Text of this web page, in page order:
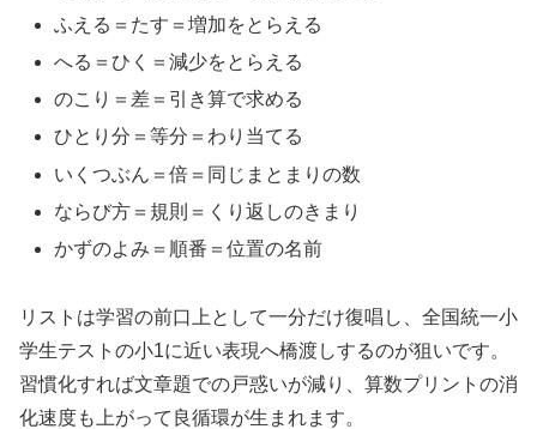
ふえる＝たす＝増加をとらえる
へる＝ひく＝減少をとらえる
のこり＝差＝引き算で求める
ひとり分＝等分＝わり当てる
いくつぶん＝倍＝同じまとまりの数
ならび方＝規則＝くり返しのきまり
かずのよみ＝順番＝位置の名前
リストは学習の前口上として一分だけ復唱し、全国統一小
学生テストの小1に近い表現へ橋渡しするのが狙いです。
習慣化すれば文章題での戸惑いが減り、算数プリントの消
化速度も上がって良循環が生まれます。